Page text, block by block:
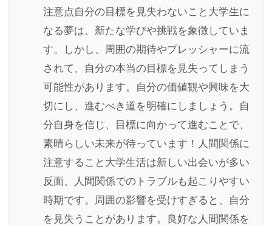
注意点自分の目標を見失わないこと大学生に
なる夢は、新たな学びや挑戦を象徴していま
す。しかし、周囲の期待やプレッシャーに流
されて、自分の本当の目標を見失ってしまう
可能性があります。自分の価値観や興味を大
切にし、進むべき道を明確にしましょう。自
分自身を信じ、目標に向かって進むことで、
素晴らしい未来が待っています！人間関係に
注意すること大学生活は新しい出会いが多い
反面、人間関係でのトラブルも起こりやすい
時期です。周囲の影響を受けすぎると、自分
を見失うことがあります。良好な人間関係を